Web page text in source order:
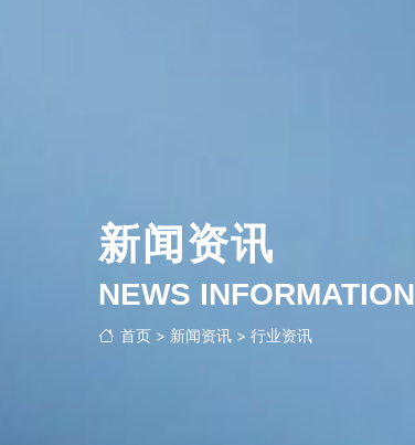
新闻资讯
NEWS INFORMATION
首页> 新闻资讯> 行业资讯